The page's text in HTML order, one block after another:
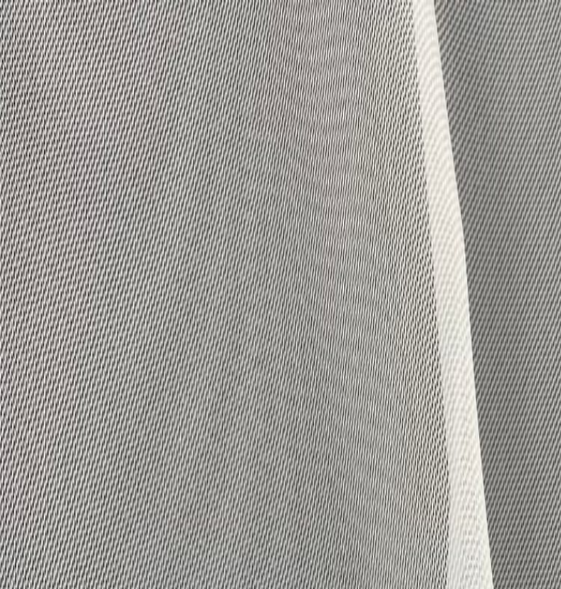
Бесплатная доставка от 7000 ₽
Хабаровск
Заказы на сайте 24/7Условия доставки
+7 (999) 086-68-66
❀
Bretelika
МАТЕРИАЛЫ ДЛЯ БЕЛЬЯ И ШИТЬЯ
Избранное Войти
Корзина
КаталогДоставкаОплатаСкидкиВопросы и ответыКонтакты
Bretelika
Каталог материалов для белья, кружев и фурнитуры.
Категории
Все товарыКаталог